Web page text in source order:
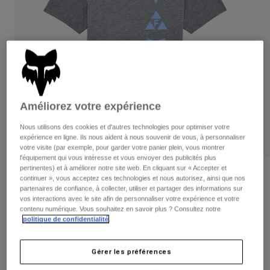
Pantalons
Shorts
Vestes
Protections
Masques
Chaussettes
Pantalons
Gants
Vestes
Protections
Masques
Chaussettes
Sacs et accessoires
Pièces de rechange
Voir tout
Femme
Sweats et Pulls
Vestes
Pantalons
Chemises
Voir tout
Protections
Chaussettes
Voir tout
Casques
Maillots
Pantalons
Bottes
Protections
Gants
Avis
T-shirt Glyph Tech
Article n°36444
Price reduced from
17,50 €
Améliorez votre expérience
Nous utilisons des cookies et d'autres technologies pour optimiser votre
expérience en ligne. Ils nous aident à nous souvenir de vous, à personnaliser
votre visite (par exemple, pour garder votre panier plein, vous montrer
l'équipement qui vous intéresse et vous envoyer des publicités plus
pertinentes) et à améliorer notre site web. En cliquant sur « Accepter et
continuer », vous acceptez ces technologies et nous autorisez, ainsi que nos
partenaires de confiance, à collecter, utiliser et partager des informations sur
vos interactions avec le site afin de personnaliser votre expérience et votre
contenu numérique. Vous souhaitez en savoir plus ? Consultez notre
politique de confidentialité
Gérer les préférences